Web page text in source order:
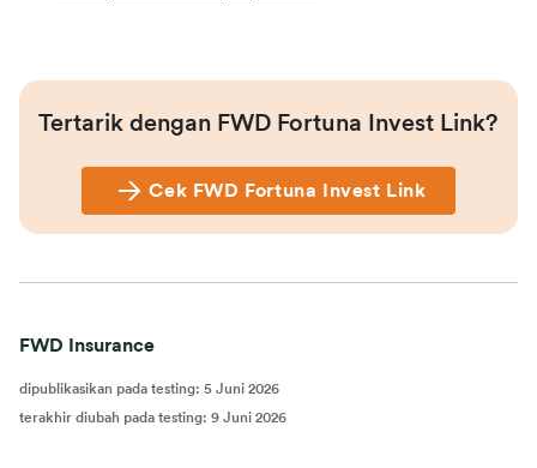
Tertarik dengan FWD Fortuna Invest Link?
Cek FWD Fortuna Invest Link
FWD Insurance
dipublikasikan pada testing: 5 Juni 2026
terakhir diubah pada testing: 9 Juni 2026